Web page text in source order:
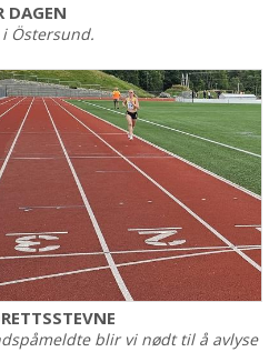
DAGEN
Östersund.
blir vi nødt til å avlyse